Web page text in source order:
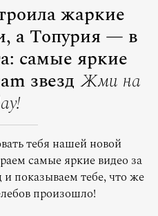
жаркие
а Топурия — в
самые яркие
звезд Жми на
тебя нашей новой
самые яркие видео за
показываем тебе, что же
произошло!